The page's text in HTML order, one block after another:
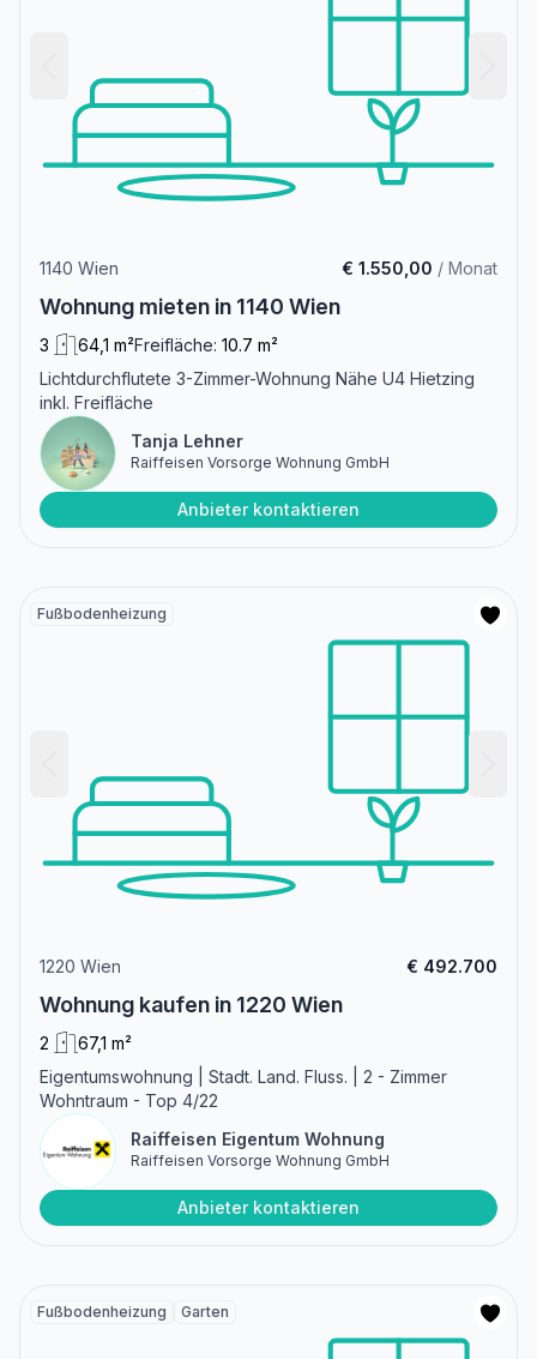
1140 Wien € 1.550,00 / Monat
Wohnung mieten in 1140 Wien
3 64,1 m²Freifläche: 10.7 m²
Lichtdurchflutete 3-Zimmer-Wohnung Nähe U4 Hietzing
inkl. Freifläche
Tanja Lehner
Raiffeisen Vorsorge Wohnung GmbH
Anbieter kontaktieren
Fußbodenheizung
1220 Wien € 492.700
Wohnung kaufen in 1220 Wien
2
67,1 m²
Eigentumswohnung | Stadt. Land. Fluss. | 2 - Zimmer
Wohntraum - Top 4/22
Raiffeisen Eigentum Wohnung
Raiffeisen Vorsorge Wohnung GmbH
Anbieter kontaktieren
Fußbodenheizung Garten